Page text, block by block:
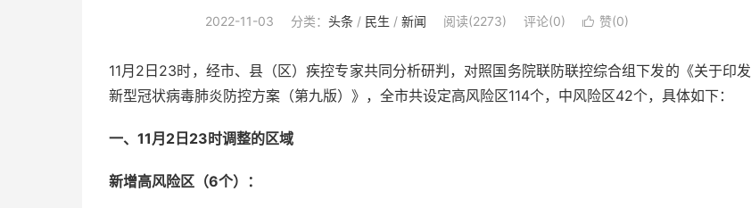
2022-11-03 分类： 头条/ 民生 / 新闻 阅读(2273) 评论(0)  赞(0)
11月2日23时，经市、县（区）疾控专家共同分析研判，对照国务院联防联控综合组下发的《关于印发
新型冠状病毒肺炎防控方案（第九版）》，全市共设定高风险区114个，中风险区42个，具体如下：
一、11月2日23时调整的区域
新增高风险区（6个）：